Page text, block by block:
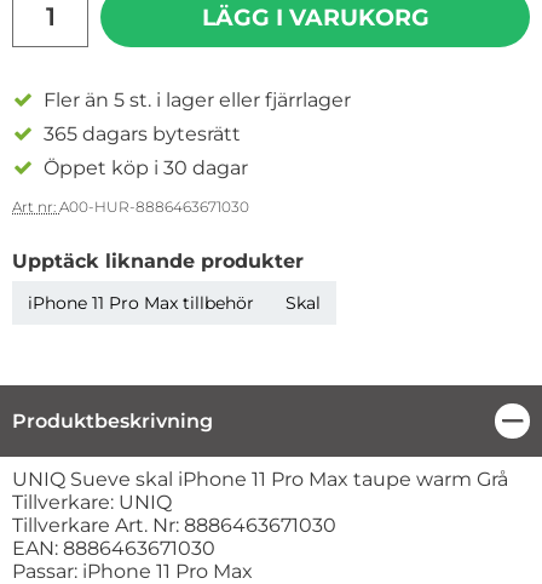
LÄGG I VARUKORG
Fler än 5 st. i lager eller fjärrlager
365 dagars bytesrätt
Öppet köp i 30 dagar
Art nr: A00-HUR-8886463671030
Upptäck liknande produkter
iPhone 11 Pro Max tillbehör Skal
Produktbeskrivning
Produktbeskrivning
UNIQ Sueve skal iPhone 11 Pro Max taupe warm Grå
Tillverkare: UNIQ
Tillverkare Art. Nr: 8886463671030
EAN: 8886463671030
Passar: iPhone 11 Pro Max